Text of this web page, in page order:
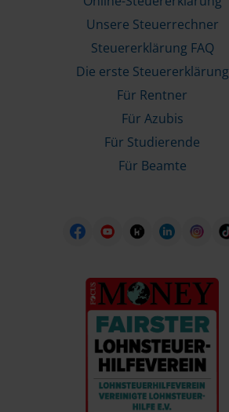
Unsere Steuerrechner
Steuererklärung FAQ
Die erste Steuererklärung
Für Rentner
Für Azubis
Für Studierende
Für Beamte